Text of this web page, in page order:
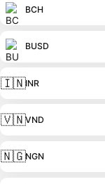
BCH
BUSD
🇮🇳INR
🇻🇳VND
🇳🇬NGN